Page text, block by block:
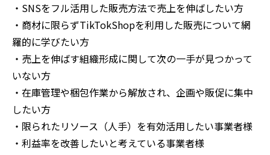
・SNSをフル活用した販売方法で売上を伸ばしたい方
・商材に限らずTikTokShopを利用した販売について網
羅的に学びたい方
・売上を伸ばす組織形成に関して次の一手が見つかって
いない方
・在庫管理や梱包作業から解放され、企画や販促に集中
したい方
・限られたリソース（人手）を有効活用したい事業者様
・利益率を改善したいと考えている事業者様